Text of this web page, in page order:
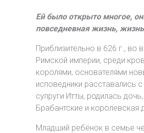
Ей было открыто многое,
повседневная жизнь,
Приблизительно в 626 г., во
Римской империи, среди
королями, основателями
исповедники расставались
супруги Итты, родилась
Брабантские и королевская
Младший ребёнок в семье